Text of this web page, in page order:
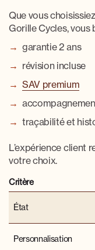
Que vous
Gorille Cycles, vous
garantie 2 ans
révision incluse
SAV premium
traçabilité et
L’expérience client
votre choix.
Critère
État
Personnalisation